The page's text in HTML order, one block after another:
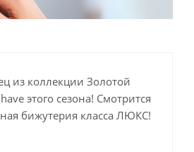
из коллекции Золотой
этого сезона! Смотрится
бижутерия класса ЛЮКС!